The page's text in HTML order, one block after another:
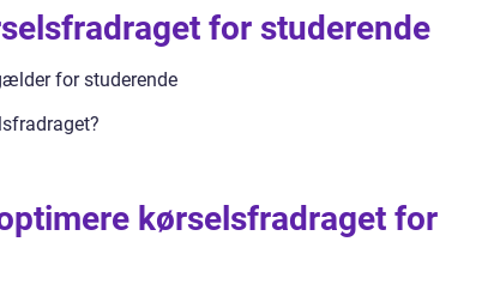
for studerende
for studerende
kørselsfradraget for